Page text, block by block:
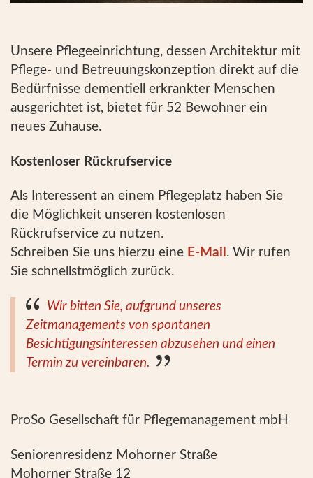
Unsere Pflegeeinrichtung, dessen Architektur mit
Pflege- und Betreuungskonzeption direkt auf die
Bedürfnisse dementiell erkrankter Menschen
ausgerichtet ist, bietet für 52 Bewohner ein
neues Zuhause.
Kostenloser Rückrufservice
Als Interessent an einem Pflegeplatz haben Sie
die Möglichkeit unseren kostenlosen
Rückrufservice zu nutzen.
Schreiben Sie uns hierzu eine E-Mail . Wir rufen
Sie schnellstmöglich zurück.
Wir bitten Sie, aufgrund unseres
Zeitmanagements von spontanen
Besichtigungsinteressen abzusehen und einen
Termin zu vereinbaren.
ProSo Gesellschaft für Pflegemanagement mbH
Seniorenresidenz Mohorner Straße
Mohorner Straße 12